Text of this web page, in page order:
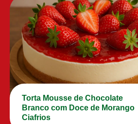
Torta Mousse de Chocolate
Branco com Doce de Morango
Ciafrios